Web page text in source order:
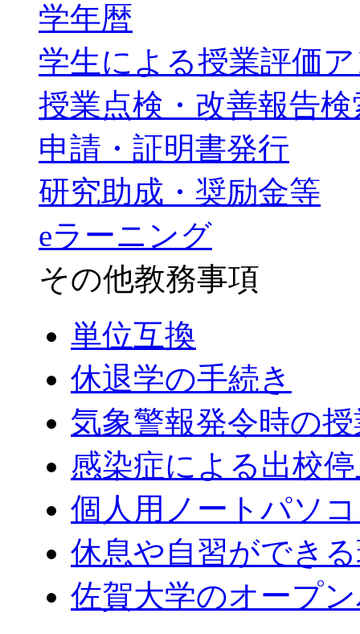
学年暦
学生による授業評価
授業点検・改善報告検
申請・証明書発行
研究助成・奨励金等
eラーニング
その他教務事項
単位互換
休退学の手続き
気象警報発令時の
感染症による出校
個人用ノートパソ
休息や自習ができ
佐賀大学のオープ